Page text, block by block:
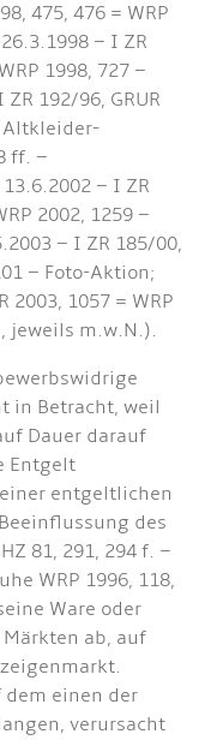
475, 476 = WRP
– I ZR
1998, 727 –
192/96, GRUR
Altkleider-
ff. –
– I ZR
2002, 1259 –
– I ZR 185/00,
– Foto-Aktion;
2003, 1057 = WRP
jeweils m.w.N.).
in Betracht, weil
Dauer darauf
Entgelt
entgeltlichen
des
81, 291, 294 f. –
WRP 1996, 118,
Ware oder
ab, auf
dem einen der
verursacht